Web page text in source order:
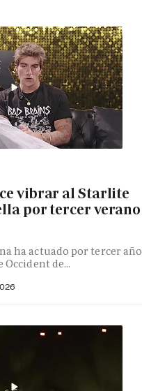
vibrar al Starlite
por tercer verano
ha actuado por tercer año
de...